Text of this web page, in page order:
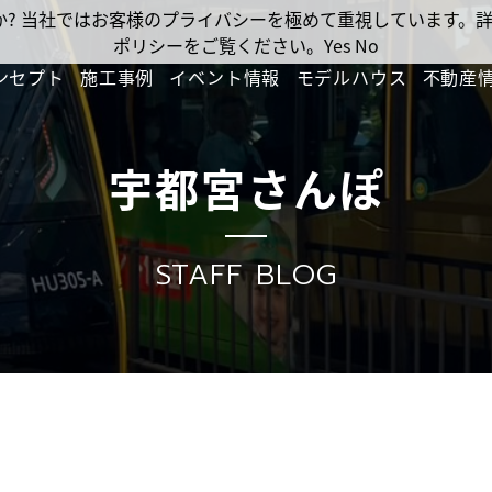
セプト 施工事例 イベント情報 モデルハウス 不動産
宇都宮さんぽ
STAFF BLOG
当社ではお客様のプライバシーを極めて重視しています
ポリシーをご覧ください。 Yes No